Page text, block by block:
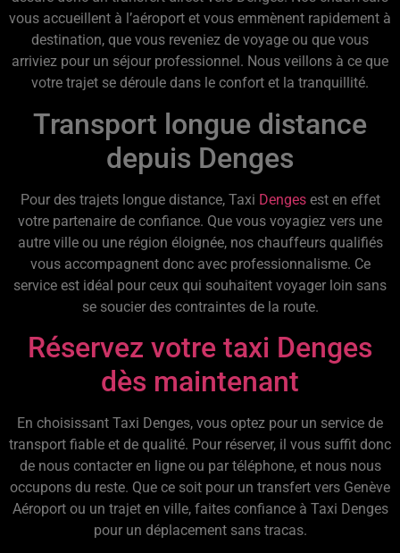
vous accueillent à l’aéroport et vous emmènent rapidement à
destination, que vous reveniez de voyage ou que vous
arriviez pour un séjour professionnel. Nous veillons à ce que
votre trajet se déroule dans le confort et la tranquillité.
Transport longue distance
depuis Denges
Pour des trajets longue distance, Taxi Dengesest en effet
votre partenaire de confiance. Que vous voyagiez vers une
autre ville ou une région éloignée, nos chauffeurs qualifiés
vous accompagnent donc avec professionnalisme. Ce
service est idéal pour ceux qui souhaitent voyager loin sans
se soucier des contraintes de la route.
Réservez votre taxi Denges
dès maintenant
En choisissant Taxi Denges, vous optez pour un service de
transport fiable et de qualité. Pour réserver, il vous suffit donc
de nous contacter en ligne ou par téléphone, et nous nous
occupons du reste. Que ce soit pour un transfert vers Genève
Aéroport ou un trajet en ville, faites confiance à Taxi Denges
pour un déplacement sans tracas.